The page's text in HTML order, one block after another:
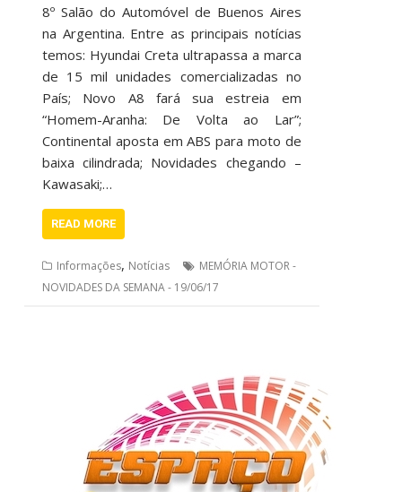
8º Salão do Automóvel de Buenos Aires
na Argentina. Entre as principais notícias
temos: Hyundai Creta ultrapassa a marca
de 15 mil unidades comercializadas no
País; Novo A8 fará sua estreia em
“Homem-Aranha: De Volta ao Lar”;
Continental aposta em ABS para moto de
baixa cilindrada; Novidades chegando –
Kawasaki;…
READ MORE
Informações, Notícias
MEMÓRIA MOTOR -
NOVIDADES DA SEMANA - 19/06/17